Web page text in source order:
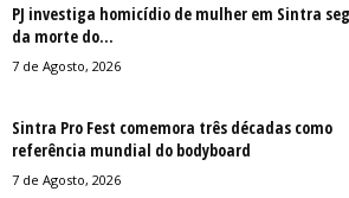
PJ investiga homicídio de mulher em Sintra
da morte do...
7 de Agosto, 2026
Sintra Pro Fest comemora três décadas como
referência mundial do bodyboard
7 de Agosto, 2026